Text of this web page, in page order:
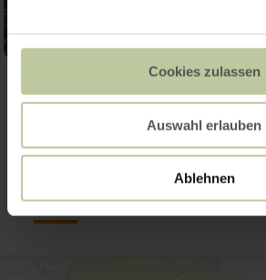
Cookies zulassen
Auswahl erlauben
Ablehnen
Kontakt